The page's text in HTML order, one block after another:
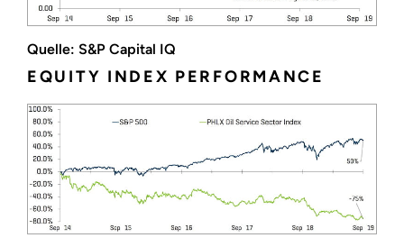
Quelle: S&P Capital IQ
EQUITY INDEX PERFORMANCE